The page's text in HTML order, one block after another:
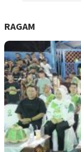
RAGAM